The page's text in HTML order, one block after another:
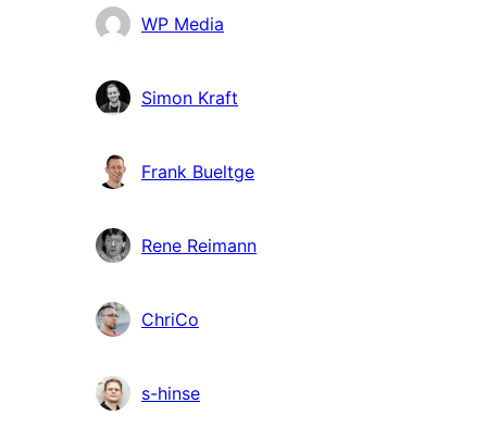
Colaboradores
WP Media
Simon Kraft
Frank Bueltge
Rene Reimann
ChriCo
s-hinse